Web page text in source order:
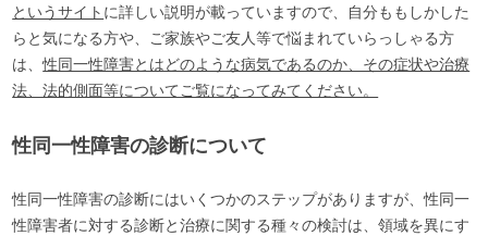
というサイト に詳しい説明が載っていますので、自分ももしかした
らと気になる方や、ご家族やご友人等で悩まれていらっしゃる方
は、性同一性障害とはどのような病気であるのか、その症状や治療
法、法的側面等についてご覧になってみてください。
性同一性障害の診断について
性同一性障害の診断にはいくつかのステップがありますが、性同一
性障害者に対する診断と治療に関する種々の検討は、領域を異にす